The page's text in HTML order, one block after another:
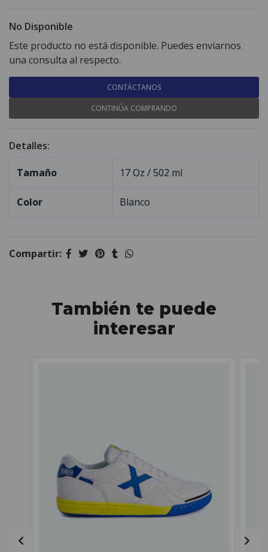
No Disponible
Este producto no está disponible. Puedes enviarnos
una consulta al respecto.
CONTÁCTANOS
CONTINÚA COMPRANDO
Detalles:
Tamaño 17 Oz / 502 ml
Color Blanco
Compartir:
También te puede
interesar